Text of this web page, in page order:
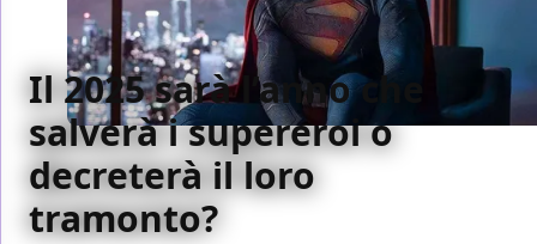
Il 2025 sarà l’anno che
salverà i supereroi o
decreterà il loro
tramonto?